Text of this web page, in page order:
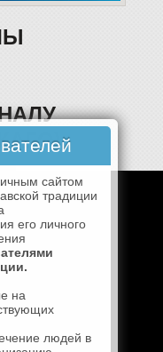
сайтом
традиции
его личного
на
людей в